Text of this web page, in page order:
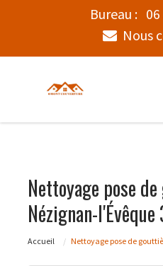
Bureau :
Nous
Nettoyage pose
Nézignan-l'Évêque
Accueil Nettoyage pose de